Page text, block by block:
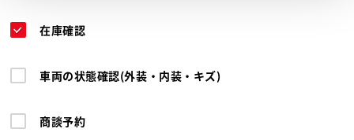
在庫確認
車両の状態確認(外装・内装・キズ)
商談予約